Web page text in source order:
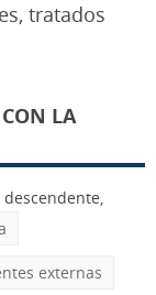
tratados
LA
externas